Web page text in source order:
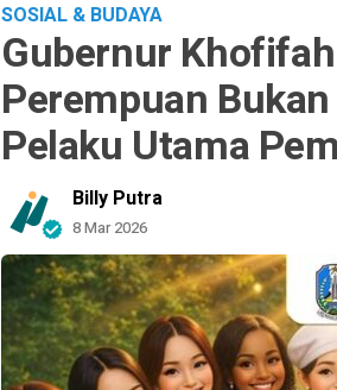
SOSIAL & BUDAYA
Gubernur
Perempuan
Pelaku Utama
Billy Putra
8 Mar 2026